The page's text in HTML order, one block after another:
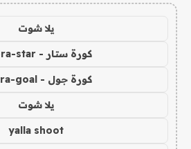
يلا شوت
كورة ستار - koora-star
كورة جول - koora-goal
يلا شوت
yalla shoot